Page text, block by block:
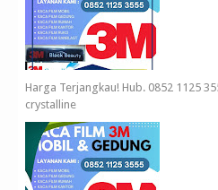
Harga Terjangkau! Hub. 0852 1125
crystalline